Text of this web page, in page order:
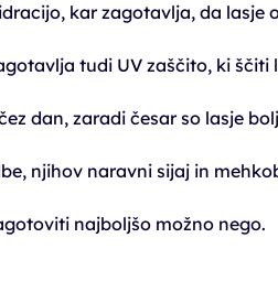
kar zagotavlja, da lasje
tudi UV zaščito, ki ščiti
dan, zaradi česar so lasje
njihov naravni sijaj in
najboljšo možno nego.